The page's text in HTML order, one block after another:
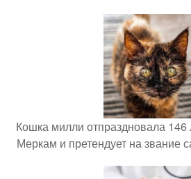
Кошка милли отпраздновала 146
Меркам и претендует на звание